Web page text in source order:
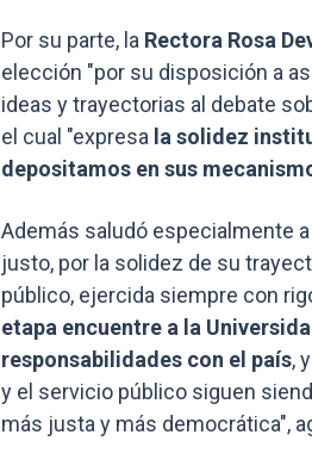
Por su parte, la Rectora Rosa
elección "por su disposición a
ideas y trayectorias al debate
el cual "expresa la solidez
depositamos en sus
Además saludó especialmente
justo, por la solidez de su
público, ejercida siempre con
etapa encuentre a la
responsabilidades con el país,
y el servicio público siguen
más justa y más democrática",